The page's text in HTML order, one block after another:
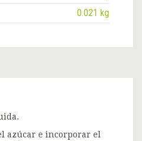
0.021 kg
azúcar e incorporar el